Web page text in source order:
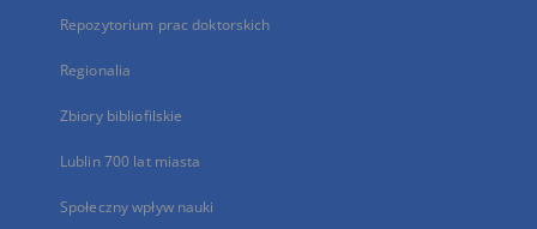
Repozytorium prac doktorskich
Regionalia
Zbiory bibliofilskie
Lublin 700 lat miasta
Społeczny wpływ nauki